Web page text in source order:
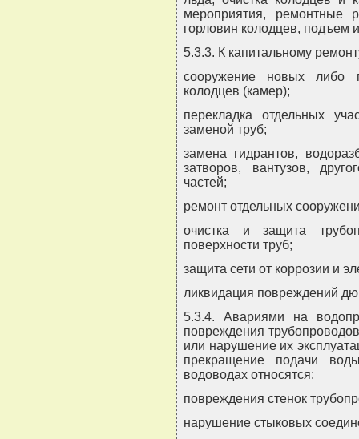
мероприятия, ремонтные
горловин колодцев, подъем
5.3.3. К капитальному
сооружение новых либо
колодцев (камер);
перекладка отдельных
заменой труб;
замена гидрантов,
затворов, вантузов,
частей;
ремонт отдельных
очистка и защита
поверхности труб;
защита сети от коррозии и
ликвидация повреждений
5.3.4. Авариями на
повреждения
или нарушение их
прекращение подачи
водоводах относятся:
повреждения стенок
нарушение стыковых